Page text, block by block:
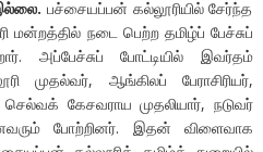
பச்சையப்பன் கல்லூரியில் சேர்ந்த
நடை பெற்ற தமிழ்ப் பேச்சுப்
அப்பேச்சுப் போட்டியில் இவர்தம்
முதல்வர், ஆங்கிலப் பேராசிரியர்,
கேசவராய முதலியார், நடுவர்
போற்றினர். இதன் விளைவாக